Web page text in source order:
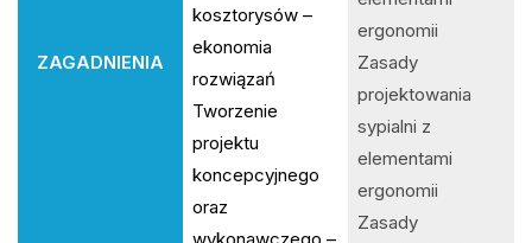
ZAGADNIENIA
kosztorysów –
ekonomia
rozwiązań
Tworzenie
projektu
koncepcyjnego
oraz
ergonomii
Zasady
projektowania
sypialni z
elementami
ergonomii
Zasady